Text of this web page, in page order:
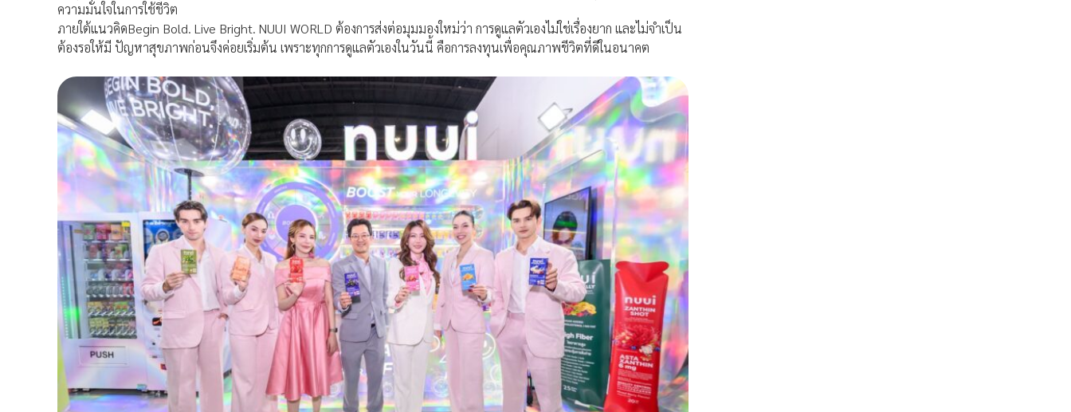
ความมั่นใจในการใช้ชีวิต
ภายใต้แนวคิดBegin Bold. Live Bright. NUUI WORLD ต้องการส่งต่อมุมมองใหม่ว่า การดูแลตัวเองไม่ใช่เรื่องยาก และไม่จำเป็น
ต้องรอให้มี ปัญหาสุขภาพก่อนจึงค่อยเริ่มต้น เพราะทุกการดูแลตัวเองในวันนี้ คือการลงทุนเพื่อคุณภาพชีวิตที่ดีในอนาคต